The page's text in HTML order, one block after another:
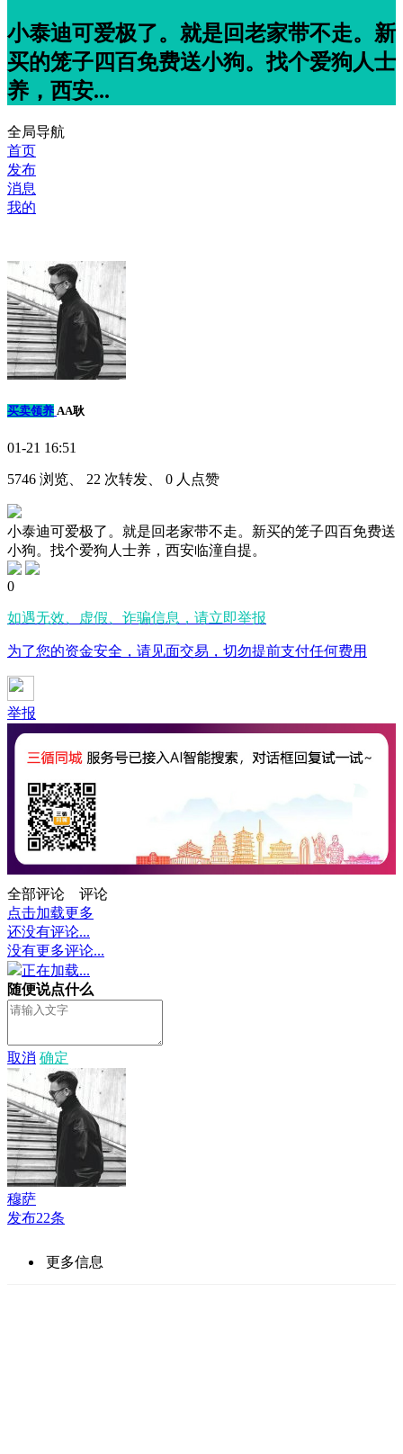
小泰迪可爱极了。就是回老家带不走。新
买的笼子四百免费送小狗。找个爱狗人士
养，西安...
全局导航
首页
发布
消息
我的
买卖领养 AA耿
01-21 16:51
5746 浏览、 22 次转发、 0 人点赞
小泰迪可爱极了。就是回老家带不走。新买的笼子四百免费送
小狗。找个爱狗人士养，西安临潼自提。
0
如遇无效、虚假、诈骗信息，请立即举报
为了您的资金安全，请见面交易，切勿提前支付任何费用
举报
全部评论
评论
点击加载更多
还没有评论...
没有更多评论...
正在加载...
随便说点什么
取消 确定
穆萨
发布22条
更多信息